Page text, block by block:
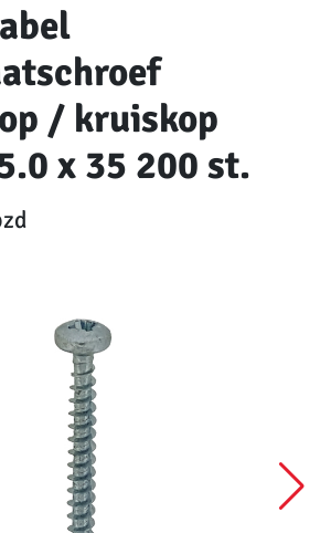
/ kruiskop
x 35 200 st.